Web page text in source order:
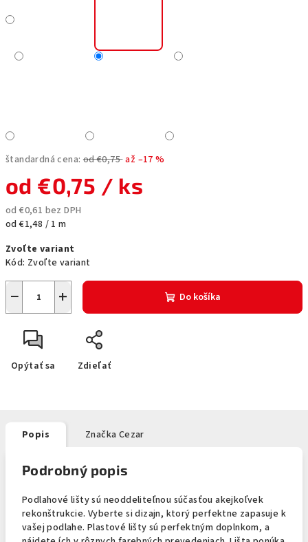
štandardná cena: od €0,75 až –17 %
od €0,75 / ks
od€0,61 bez DPH
Jednotková
od €1,48 / 1 m
Zvoľte variant
Kód: Zvoľte variant
+
− Do košíka
Opýtať sa Zdieľať
Popis Značka Cezar
Podrobný popis
Podlahové lišty sú neoddeliteľnou súčasťou akejkoľvek
rekonštrukcie. Vyberte si dizajn, ktorý perfektne zapasuje k
vašej podlahe. Plastové lišty sú perfektným doplnkom, a